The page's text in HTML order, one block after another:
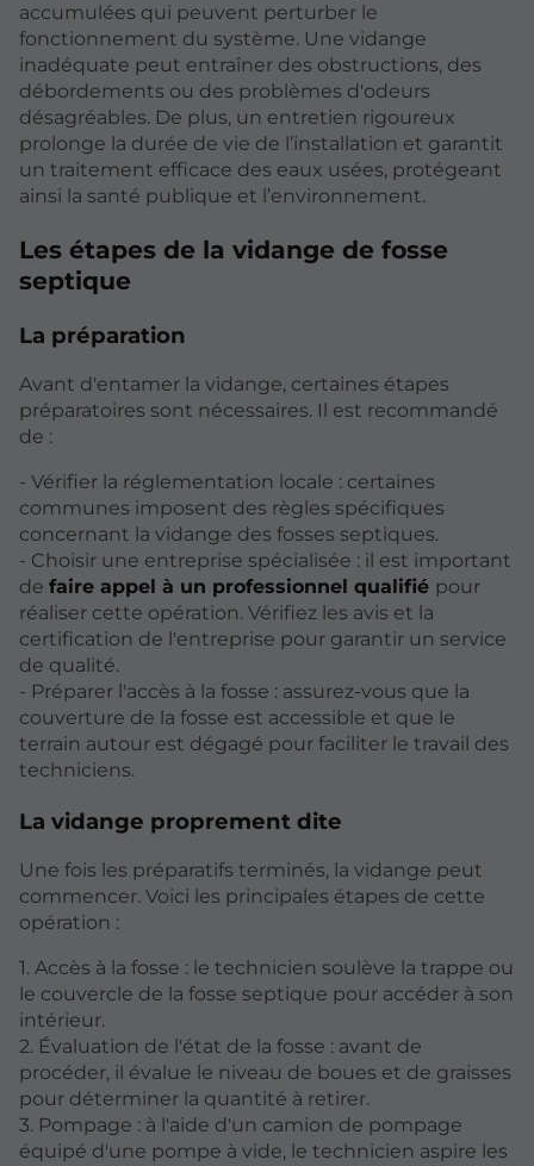
accumulées qui peuvent perturber le
fonctionnement du système. Une vidange
inadéquate peut entraîner des obstructions, des
débordements ou des problèmes d'odeurs
désagréables. De plus, un entretien rigoureux
prolonge la durée de vie de l’installation et garantit
un traitement efficace des eaux usées, protégeant
ainsi la santé publique et l’environnement.
Les étapes de la vidange de fosse
septique
La préparation
Avant d'entamer la vidange, certaines étapes
préparatoires sont nécessaires. Il est recommandé
de :
- Vérifier la réglementation locale : certaines
communes imposent des règles spécifiques
concernant la vidange des fosses septiques.
- Choisir une entreprise spécialisée : il est important
de faire appel à un professionnel qualifié pour
réaliser cette opération. Vérifiez les avis et la
certification de l'entreprise pour garantir un service
de qualité.
- Préparer l'accès à la fosse : assurez-vous que la
couverture de la fosse est accessible et que le
terrain autour est dégagé pour faciliter le travail des
techniciens.
La vidange proprement dite
Une fois les préparatifs terminés, la vidange peut
commencer. Voici les principales étapes de cette
opération :
1. Accès à la fosse : le technicien soulève la trappe ou
le couvercle de la fosse septique pour accéder à son
intérieur.
2. Évaluation de l'état de la fosse : avant de
procéder, il évalue le niveau de boues et de graisses
pour déterminer la quantité à retirer.
3. Pompage : à l'aide d'un camion de pompage
équipé d'une pompe à vide, le technicien aspire les